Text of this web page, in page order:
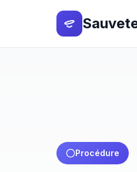
Procédure